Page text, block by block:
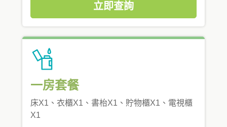
立即查詢
一房套餐
床X1、衣櫃X1、書枱X1、貯物櫃X1、電視櫃
X1